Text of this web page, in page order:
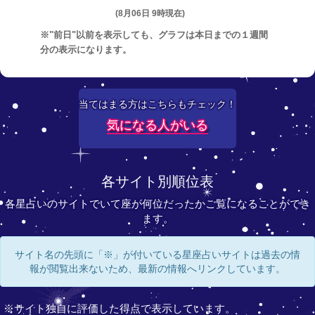
(8月06日 9時現在)
※"前日"以前を表示しても、グラフは本日までの１週間
分の表示になります。
当てはまる方はこちらもチェック！
気になる人がいる
各サイト別順位表
各星占いのサイトでいて座が何位だったかご覧になることができ
ます。
サイト名の先頭に「※」が付いている星座占いサイトは過去の情
報が閲覧出来ないため、最新の情報へリンクしています。
※サイト独自に評価した得点で表示しています。